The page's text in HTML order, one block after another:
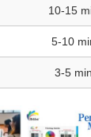
10-15
5-10
3-5